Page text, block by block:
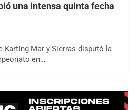
una intensa quinta fecha
Karting Mar y Sierras disputó la
en…